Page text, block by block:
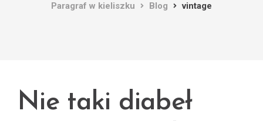
Paragraf w kieliszku Blog vintage
Nie taki diabeł